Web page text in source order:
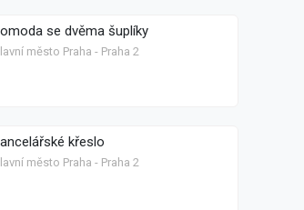
se dvěma šuplíky
město Praha - Praha 2
křeslo
město Praha - Praha 2